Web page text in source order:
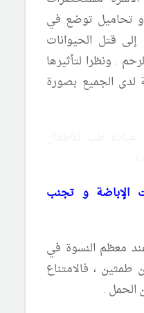
تحاميل توضع في
قتل الحيوانات
. ونظرا لتأثيرها
لدى الجميع بصورة
الإباضة و تجنب
معظم النسوة في
طمثين ، فالامتناع
الحمل .